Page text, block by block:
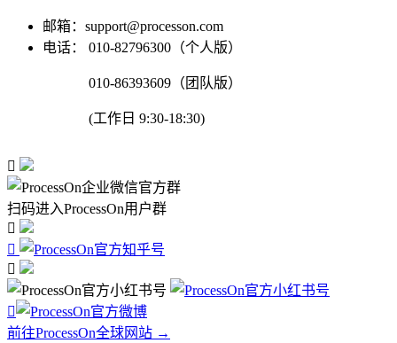
邮箱：support@processon.com
电话：
010-82796300（个人版）
010-86393609（团队版）
(工作日 9:30-18:30)

扫码进入ProcessOn用户群




前往ProcessOn全球网站 →